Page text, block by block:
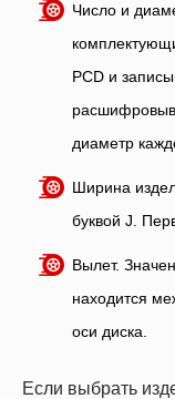
Число и
PCD и
диаметр
Ширина
буквой J.
Вылет.
находится
оси диска.
Если выбрать